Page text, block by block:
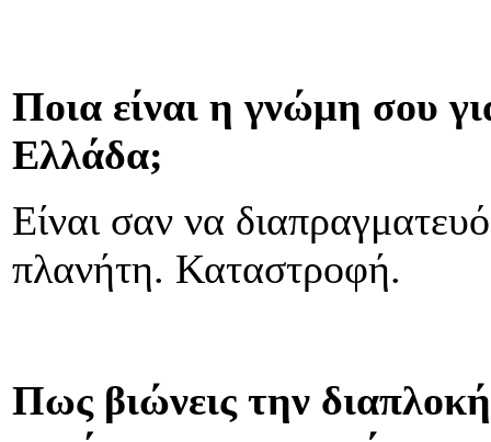
Ποια είναι η γνώμη σου
Ελλάδα;
Είναι σαν να
πλανήτη. Καταστροφή.
Πως βιώνεις την